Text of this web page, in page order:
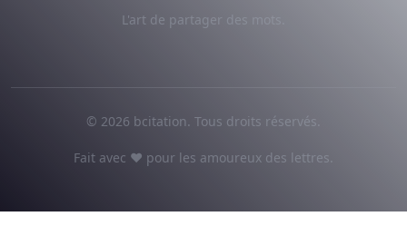
L'art de partager des mots.
© 2026 bcitation. Tous droits réservés.
Fait avec ♥ pour les amoureux des lettres.